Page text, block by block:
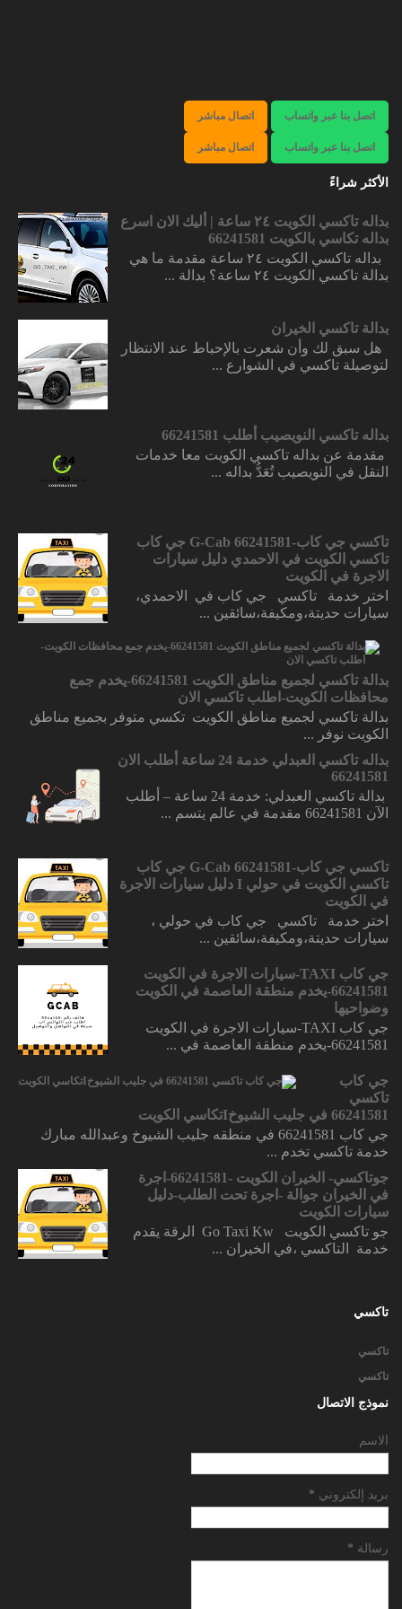
اتصل بنا عبر واتساب اتصال مباشر
اتصل بنا عبر واتساب اتصال مباشر
الأكثر شراءً
بداله تاكسي الكويت ٢٤ ساعة | أليك الان اسرع
بداله تكاسي بالكويت 66241581
بداله تاكسي الكويت ٢٤ ساعة مقدمة ما هي
بدالة تاكسي الكويت ٢٤ ساعة؟ بدالة ...
بدالة تاكسي الخيران
هل سبق لك وأن شعرت بالإحباط عند الانتظار
لتوصيلة تاكسي في الشوارع ...
بداله تاكسي النويصيب أطلب 66241581
مقدمة عن بداله تاكسي الكويت معا خدمات
النقل في النويصيب تُعَدُّ بداله ...
تاكسي جي كاب-66241581 G-Cab جي كاب
تاكسي الكويت في الاحمدي دليل سيارات
الاجرة في الكويت
اختر خدمة تاكسي جي كاب في الاحمدي،
سيارات حديتة،ومكيفة،سائقين ...
بدالة تاكسي لجميع مناطق الكويت 66241581-يخدم جمع
محافظات الكويت-اطلب تاكسي الان
بدالة تاكسي لجميع مناطق الكويت تكسي متوفر بجميع مناطق
الكويت نوفر ...
بداله تاكسي العبدلي خدمة 24 ساعة أطلب الان
66241581
بدالة تاكسي العبدلي: خدمة 24 ساعة – أطلب
الآن 66241581 مقدمة في عالم يتسم ...
تاكسي جي كاب-66241581 G-Cab جي كاب
تاكسي الكويت في حولي I دليل سيارات الاجرة
في الكويت
اختر خدمة تاكسي جي كاب في حولي ،
سيارات حديتة،ومكيفة،سائقين ...
جي كاب TAXI-سيارات الاجرة في الكويت
66241581-يخدم منطقة العاصمة في الكويت
وضواحيها
جي كاب TAXI-سيارات الاجرة في الكويت
66241581-يخدم منطقة العاصمة في ...
جي كاب
تاكسي
66241581 في جليب الشيوخIتكاسي الكويت
جي كاب 66241581 في منطقه جليب الشيوخ وعبدالله مبارك
خدمة تاكسي تخدم ...
جوتاكسي- الخيران الكويت -66241581-اجرة
في الخيران جوالة -اجرة تحت الطلب-دليل
سيارات الكويت
جو تاكسي الكويت Go Taxi Kw الرقة يقدم
خدمة التاكسي ،في الخيران ...
تاكسي
تاكسي
تاكسي
نموذج الاتصال
الاسم
بريد إلكتروني *
رسالة *